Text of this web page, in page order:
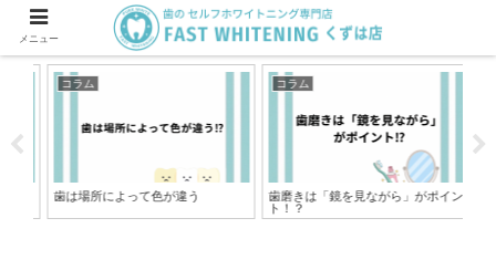
コラム
歯は場所によって色が違う
コラム
歯磨きは「鏡を見ながら」がポイン
ト！？
メニュー